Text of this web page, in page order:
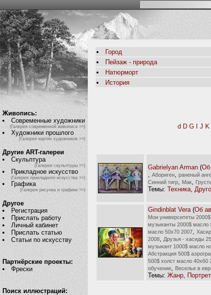
Живопись:
Современные художники
(Галерея современной живописи >>)
Художники прошлого
(Галерея картин художников >>)
Другие ART-галереи
Скульптура
(Галерея скульптуры >>)
Прикладное искусство
(Галерея прикладного искусства >>)
Графика
(Галерея рисунка и графики >>)
Другое
Регистрация
Прислать работу
Личный кабинет
Прислать статью
Статьи по искусству
Партнёрские проекты:
Фрески
Поиск иллюстраций:
Город
Пейзаж - природа
Натюрморт
История
d D G J K
Gabrielyan Arman (Об
Абориген раненый
Синний тигр Мак
Темы: Техника
Gindinblat Vera (Об
Мои университеты
музыканты 2000$ масло
масло 50х70 2007
2008
Друзья - хасиды
музыкант 1000$ масло
Абстракция 500$
500$ холст масло 40х60
обучение
Веселье в
Темы: Жанр Портрет,